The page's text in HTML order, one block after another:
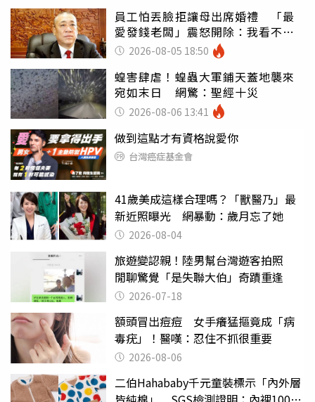
員工怕丟臉拒讓母出席婚禮 「最
愛發錢老闆」震怒開除：我看不起
你 2026-08-05 18:50
蝗害肆虐！蝗蟲大軍鋪天蓋地襲來
宛如末日 網驚：聖經十災
2026-08-06 13:41
做到這點才有資格說愛你
台灣癌症基金會
41歲美成這樣合理嗎？「獸醫乃」最
新近照曝光 網暴動：歲月忘了她
2026-08-04
旅遊變認親！陸男幫台灣遊客拍照
閒聊驚覺「是失聯大伯」奇蹟重逢
2026-07-18
額頭冒出痘痘 女手癢猛摳竟成「病
毒疣」！醫嘆：忍住不抓很重要
2026-08-06
二伯Hahababy千元童裝標示「內外層